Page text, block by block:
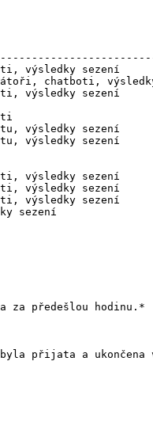
výsledky
chatboti,
výsledky
výsledky
výsledky
výsledky
výsledky
výsledky
sezení
za předešlou hodinu.*
přijata a ukončena